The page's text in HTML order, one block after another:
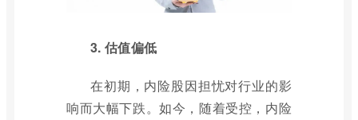
3. 估值偏低
在初期，内险股因担忧对行业的影
响而大幅下跌。如今，随着受控，内险